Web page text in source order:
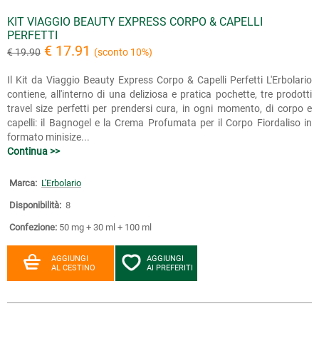
KIT VIAGGIO BEAUTY EXPRESS CORPO & CAPELLI
PERFETTI
€ 19.90 € 17.91 (sconto 10%)
Il Kit da Viaggio Beauty Express Corpo & Capelli Perfetti L'Erbolario
contiene, all'interno di una deliziosa e pratica pochette, tre prodotti
travel size perfetti per prendersi cura, in ogni momento, di corpo e
capelli: il Bagnogel e la Crema Profumata per il Corpo Fiordaliso in
formato minisize...
Continua >>
Marca: L'Erbolario
Disponibilità: 8
Confezione: 50 mg + 30 ml + 100 ml
AGGIUNGI
AL CESTINO
AGGIUNGI
AI PREFERITI